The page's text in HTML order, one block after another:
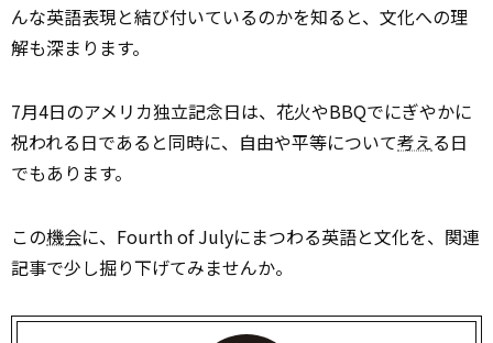
んな英語表現と結び付いているのかを知ると、文化への理
解も深まります。
7月4日のアメリカ独立記念日は、花火やBBQでにぎやかに
祝われる日であると同時に、自由や平等について考える日
でもあります。
この機会に、Fourth of Julyにまつわる英語と文化を、関連
記事で少し掘り下げてみませんか。